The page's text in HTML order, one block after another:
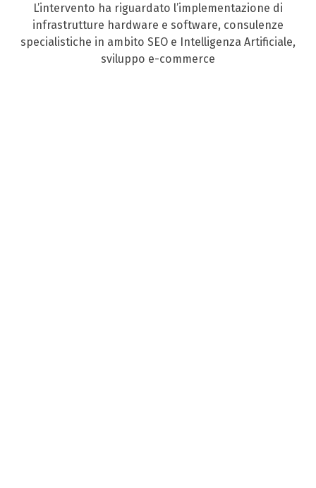
L’intervento ha riguardato l’implementazione di
infrastrutture hardware e software, consulenze
specialistiche in ambito SEO e Intelligenza Artificiale,
sviluppo e-commerce